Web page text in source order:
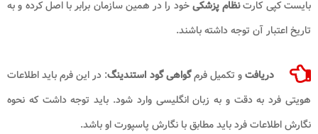
بایست کپی کارتنظام پزشکیخود را در همین سازمان برابر با اصل کرده و به
تاریخ اعتبار آن توجه داشته باشند.
دریافتو تکمیل فرمگواهی گود استندینگ: در این فرم باید اطلاعات
هویتی فرد به دقت و به زبان انگلیسی وارد شود. باید توجه داشت که نحوه
نگارش اطلاعات فرد باید مطابق با نگارش پاسپورت او باشد.